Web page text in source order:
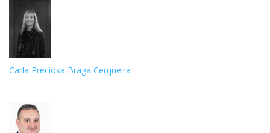
Carla Preciosa Braga Cerqueira